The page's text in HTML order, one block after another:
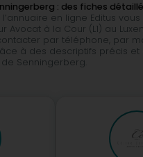
: des fiches
en ligne Editus
Avocat à la Cour (L1) au
par téléphone, par
à des descriptifs précis et
Senningerberg.